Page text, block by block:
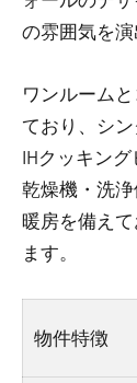
の雰囲気を演
ワンルーム
ており、シ
IHクッキン
乾燥機・洗
暖房を備え
ます。
物件特徴